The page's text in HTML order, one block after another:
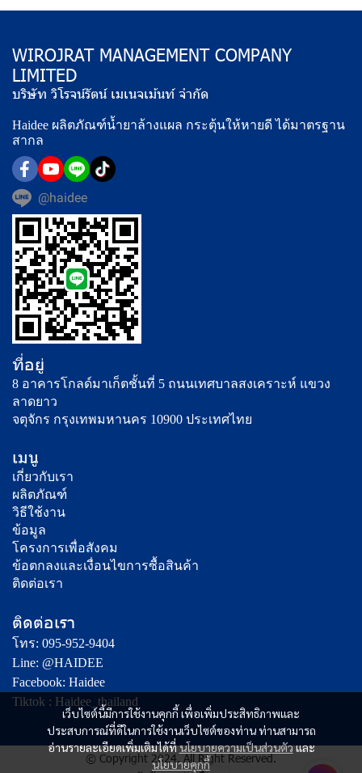
เว็บไซต์นี้มีการใช้งานคุกกี้ เพื่อเพิ่มประสิทธิภาพและ
ประสบการณ์ที่ดีในการใช้งานเว็บไซต์ของท่าน ท่านสามารถ
อ่านรายละเอียดเพิ่มเติมได้ที่นโยบายความเป็นส่วนตัวและ
นโยบายคุกกี้
WIROJRAT MANAGEMENT COMPANY
LIMITED
บริษัท วิโรจน์รัตน์ เมเนจเม้นท์ จำกัด
Haidee ผลิตภัณฑ์น้ำยาล้างแผล กระตุ้นให้หายดี ได้มาตรฐาน
สากล
@haidee
ที่อยู่
8 อาคารโกลด์มาเก็ตชั้นที่ 5 ถนนเทศบาลสงเคราะห์ แขวง
ลาดยาว
จตุจักร กรุงเทพมหานคร 10900 ประเทศไทย
เมนู
เกี่ยวกับเรา
ผลิตภัณฑ์
วิธีใช้งาน
ข้อมูล
โครงการเพื่อสังคม
ข้อตกลงและเงื่อนไขการซื้อสินค้า
ติดต่อเรา
ติดต่อเรา
โทร: 095-952-9404
Line: @HAIDEE
Facebook: Haidee
Tiktok : Haidee_thailand
© Copyright 2024. All Right Reserved.